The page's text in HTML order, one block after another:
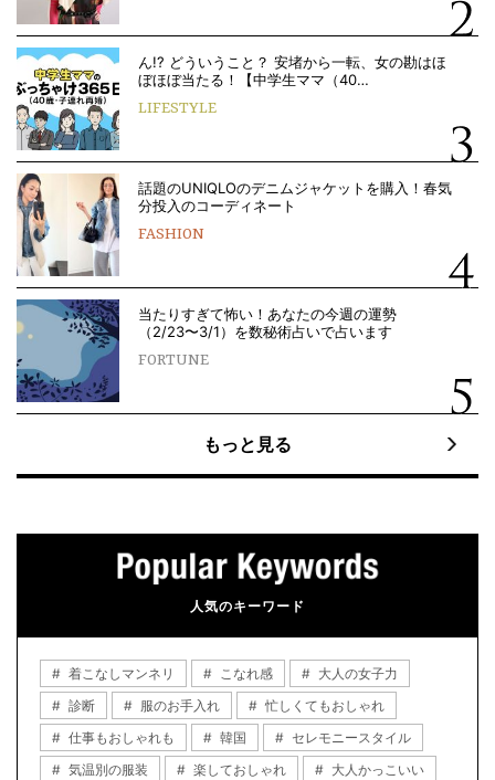
ん!? どういうこと？ 安堵から一転、女の勘はほ
ぼほぼ当たる！【中学生ママ（40…
LIFESTYLE
話題のUNIQLOのデニムジャケットを購入！春気
分投入のコーディネート
FASHION
当たりすぎて怖い！あなたの今週の運勢
（2/23〜3/1）を数秘術占いで占います
FORTUNE
もっと見る
人気のキーワード
着こなしマンネリ こなれ感
大人の女子力
診断
服のお手入れ
忙しくてもおしゃれ
仕事もおしゃれも
韓国
セレモニースタイル
気温別の服装
楽しておしゃれ 大人かっこいい